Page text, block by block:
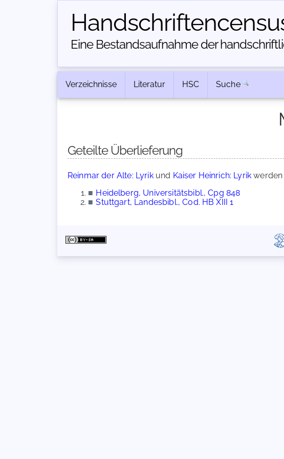
Eine Bestandsaufnahme der
Verzeichnisse Literatur HSC Suche
Geteilte Überlieferung
Reinmar der Alte: Lyrikund Kaiser Heinrich: Lyrik werden
■ Heidelberg, Universitätsbibl., Cpg 848
■ Stuttgart, Landesbibl., Cod. HB XIII 1